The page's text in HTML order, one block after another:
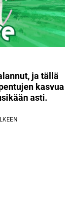
ja tällä
kasvua
asti.